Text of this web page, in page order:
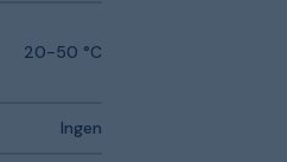
20-50 °C
Ingen